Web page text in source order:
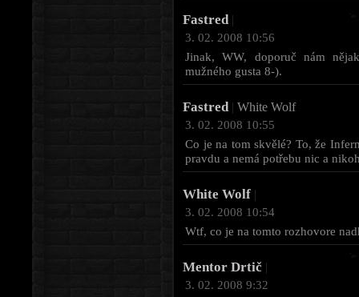
Fastred |
3. 02. 2008 10:56
Jinak, WW, doporuč nám
mužného gusta 8-).
Fastred | White Wolf
3. 02. 2008 10:55
Co je na tom skvělé? To, že
pravdu a nemá potřebu nic a
White Wolf |
3. 02. 2008 10:54
Wtf, co je na tomto rozhovore
Mentor Drtič |
3. 02. 2008 9:32